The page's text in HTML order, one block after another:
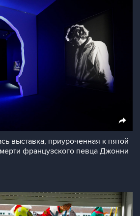
выставка, приуроченная к пятой
французского певца Джонни